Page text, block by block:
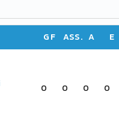
GF ASS. A E
0 0 0 0